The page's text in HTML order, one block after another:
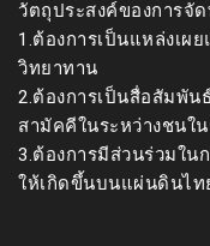
วัตถุประสงค์ของการจั
1.ต้องการเป็นแหล่งเผ
วิทยาทาน
2.ต้องการเป็นสื่อสัมพัน
สามัคคีในระหว่างชนใ
3.ต้องการมีส่วนร่วมใน
ให้เกิดขึ้นบนแผ่นดินไท